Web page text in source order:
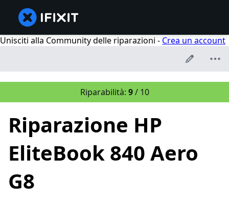
Unisciti alla Community delle riparazioni - Crea un account
Riparabilità: 9/ 10
Riparazione HP
EliteBook 840 Aero
G8